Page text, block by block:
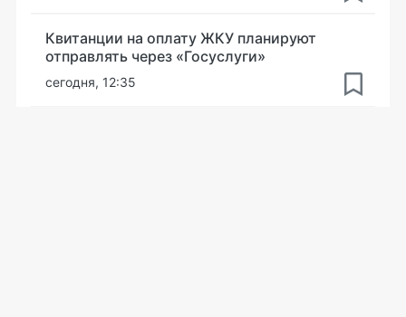
Квитанции на оплату ЖКУ планируют
отправлять через «Госуслуги»
сегодня, 12:35